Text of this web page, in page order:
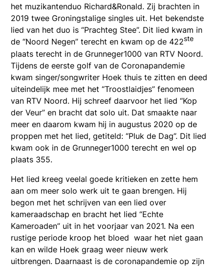
het muzikantenduo Richard&Ronald. Zij brachten in
2019 twee Groningstalige singles uit. Het bekendste
lied van het duo is “Prachteg Stee”. Dit lied kwam in
de “Noord Negen” terecht en kwam op de 422ste
plaats terecht in de Grunneger1000 van RTV Noord.
Tijdens de eerste golf van de Coronapandemie
kwam singer/songwriter Hoek thuis te zitten en deed
uiteindelijk mee met het “Troostlaidjes” fenomeen
van RTV Noord. Hij schreef daarvoor het lied “Kop
der Veur” en bracht dat solo uit. Dat smaakte naar
meer en daarom kwam hij in augustus 2020 op de
proppen met het lied, getiteld: “Pluk de Dag”. Dit lied
kwam ook in de Grunneger1000 terecht en wel op
plaats 355.
Het lied kreeg veelal goede kritieken en zette hem
aan om meer solo werk uit te gaan brengen. Hij
begon met het schrijven van een lied over
kameraadschap en bracht het lied “Echte
Kameroaden” uit in het voorjaar van 2021. Na een
rustige periode kroop het bloed waar het niet gaan
kan en wilde Hoek graag weer nieuw werk
uitbrengen. Daarnaast is de coronapandemie op zijn